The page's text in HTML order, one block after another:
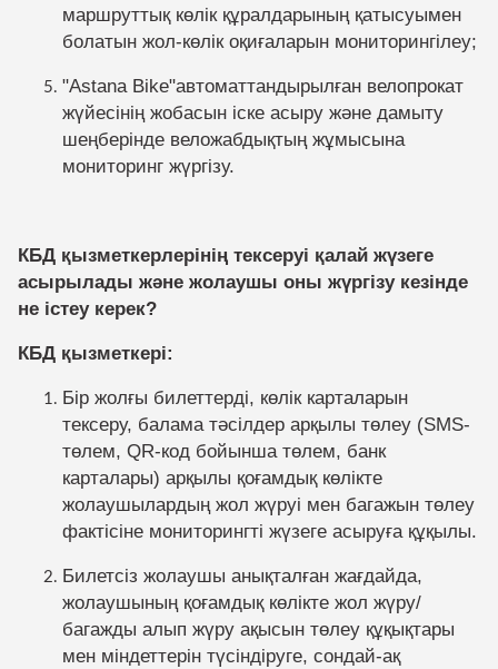
маршруттық көлік құралдарының қатысуымен
болатын жол-көлік оқиғаларын мониторингілеу;
"Astana Bike"автоматтандырылған велопрокат
жүйесінің жобасын іске асыру және дамыту
шеңберінде веложабдықтың жұмысына
мониторинг жүргізу.
КБД қызметкерлерінің тексеруі қалай жүзеге
асырылады және жолаушы оны жүргізу кезінде
не істеу керек?
КБД қызметкері:
Бір жолғы билеттерді, көлік карталарын
тексеру, балама тәсілдер арқылы төлеу (SMS-
төлем, QR-код бойынша төлем, банк
карталары) арқылы қоғамдық көлікте
жолаушылардың жол жүруі мен багажын төлеу
фактісіне мониторингті жүзеге асыруға құқылы.
Билетсіз жолаушы анықталған жағдайда,
жолаушының қоғамдық көлікте жол жүру/
багажды алып жүру ақысын төлеу құқықтары
мен міндеттерін түсіндіруге, сондай-ақ